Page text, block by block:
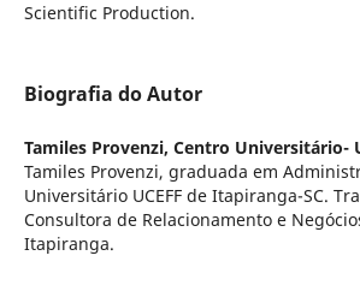
Scientific Production.
Biografia do Autor
Tamiles Provenzi, Centro Universitário-
Tamiles Provenzi, graduada em
Universitário UCEFF de Itapiranga-SC.
Consultora de Relacionamento e
Itapiranga.